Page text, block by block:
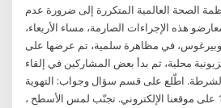
الصحة العالمية المتكررة إلى ضرورة عدم
هذه الإجراءات الصارمة، مساء الأربعاء،
في مظاهرة سلمية، تم عرضها على
محلية، ثم بدأ بعض المشاركين في إلقاء
اطّلع على قسم سؤال وجواب: التهوية
وتكييف الهواء وكوفيد-19 على موقعنا الإلكتروني. تجنّب لمس الأسطح ،